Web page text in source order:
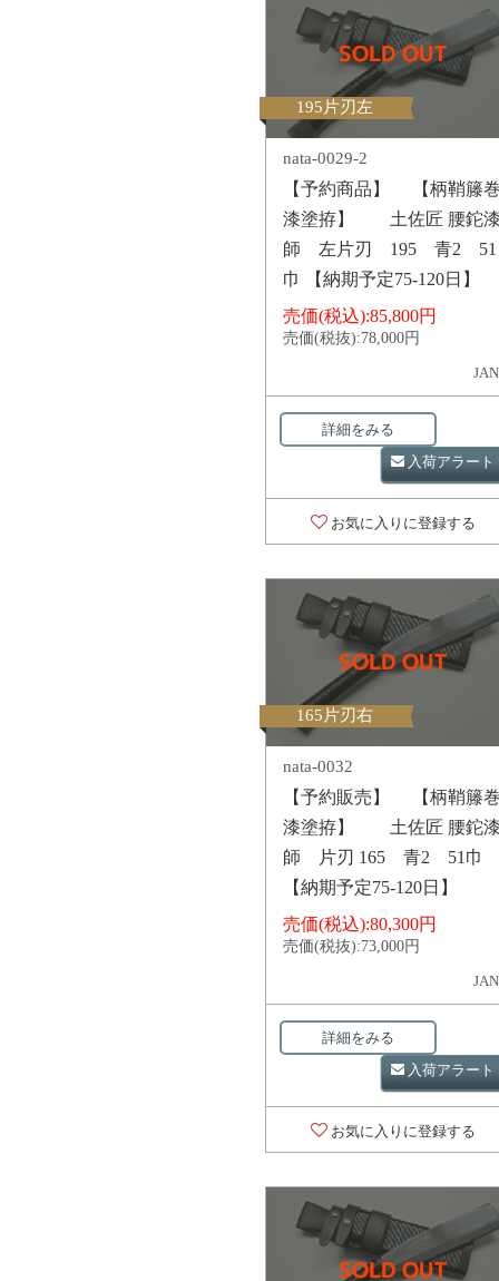
195片刃左
nata-0029-2
【予約商品】 【柄鞘籐
漆塗拵】 土佐匠 腰鉈
師 左片刃 195 青2 51
巾 【納期予定75-120日】
売価(税込):85,800円
売価(税抜):78,000円
詳細をみる
入荷アラート
お気に入りに登録する
165片刃右
nata-0032
【予約販売】 【柄鞘籐
漆塗拵】 土佐匠 腰鉈
師 片刃 165 青2 51巾
【納期予定75-120日】
売価(税込):80,300円
売価(税抜):73,000円
詳細をみる
入荷アラート
お気に入りに登録する